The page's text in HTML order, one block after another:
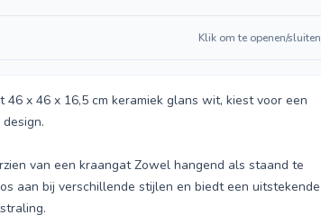
Klik om te openen/sluiten
x 46 x 16,5 cm keramiek glans wit, kiest voor een
van een kraangat Zowel hangend als staand te
aan bij verschillende stijlen en biedt een uitstekende